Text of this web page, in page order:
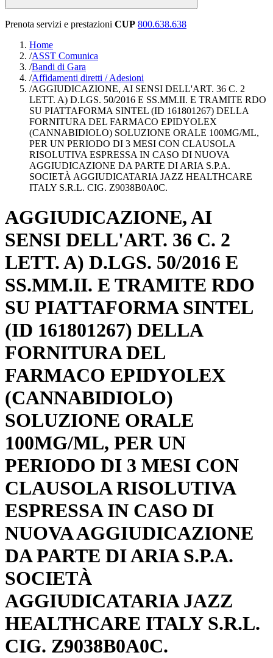
Prenota servizi e prestazioni CUP 800.638.638
Home
/ASST Comunica
/Bandi di Gara
/Affidamenti diretti / Adesioni
/AGGIUDICAZIONE, AI SENSI DELL'ART. 36 C. 2
LETT. A) D.LGS. 50/2016 E SS.MM.II. E TRAMITE RDO
SU PIATTAFORMA SINTEL (ID 161801267) DELLA
FORNITURA DEL FARMACO EPIDYOLEX
(CANNABIDIOLO) SOLUZIONE ORALE 100MG/ML,
PER UN PERIODO DI 3 MESI CON CLAUSOLA
RISOLUTIVA ESPRESSA IN CASO DI NUOVA
AGGIUDICAZIONE DA PARTE DI ARIA S.P.A.
SOCIETÀ AGGIUDICATARIA JAZZ HEALTHCARE
ITALY S.R.L. CIG. Z9038B0A0C.
AGGIUDICAZIONE, AI
SENSI DELL'ART. 36 C. 2
LETT. A) D.LGS. 50/2016 E
SS.MM.II. E TRAMITE RDO
SU PIATTAFORMA SINTEL
(ID 161801267) DELLA
FORNITURA DEL
FARMACO EPIDYOLEX
(CANNABIDIOLO)
SOLUZIONE ORALE
100MG/ML, PER UN
PERIODO DI 3 MESI CON
CLAUSOLA RISOLUTIVA
ESPRESSA IN CASO DI
NUOVA AGGIUDICAZIONE
DA PARTE DI ARIA S.P.A.
SOCIETÀ
AGGIUDICATARIA JAZZ
HEALTHCARE ITALY S.R.L.
CIG. Z9038B0A0C.